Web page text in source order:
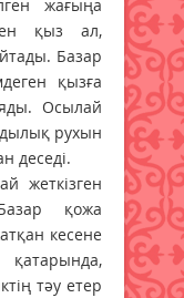
жағыңа
қыз ал,
Базар
қызға
Осылай
рухын
деседі.
жеткізген
қожа
кесене
тәу етер